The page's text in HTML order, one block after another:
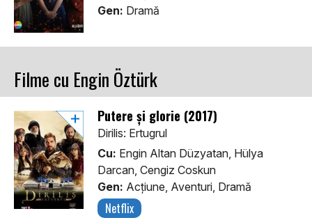
Gen: Dramă
Filme cu Engin Öztürk
Putere și glorie (2017)
Dirilis: Ertugrul
Cu: Engin Altan Düzyatan, Hülya
Darcan, Cengiz Coskun
Gen: Acţiune, Aventuri, Dramă
Netflix